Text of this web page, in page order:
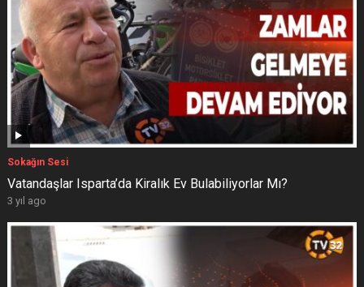
Sokağın Sesi
Vatandaşlar Isparta’da Kiralık Ev Bulabiliyorlar Mı?
3 yıl ago